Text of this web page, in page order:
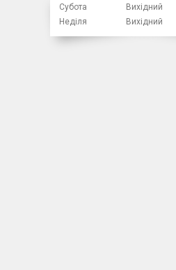
Субота
Вихідний
Неділя
Вихідний